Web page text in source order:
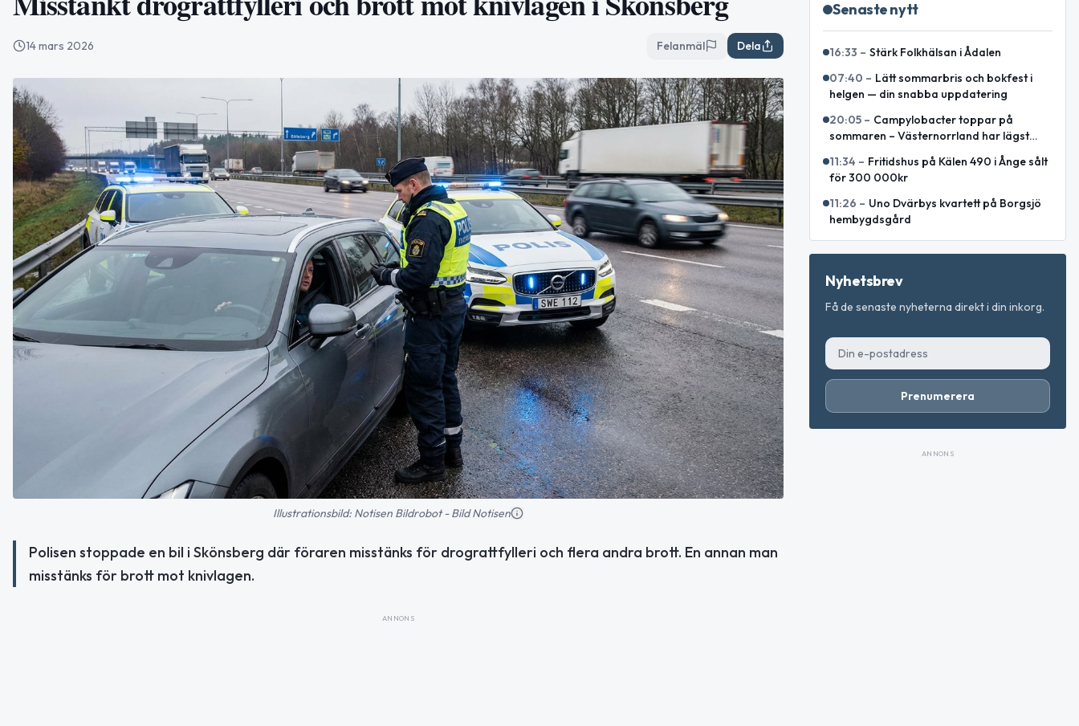
14 mars 2026 Felanmäl Dela
Illustrationsbild: Notisen Bildrobot - Bild Notisen
Polisen stoppade en bil i Skönsberg där föraren misstänks för drograttfylleri och flera andra brott. En annan man
misstänks för brott mot knivlagen.
ANNONS
Senaste nytt
16:33 – Stärk Folkhälsan i Ådalen
07:40 – Lätt sommarbris och bokfest i
helgen — din snabba uppdatering
20:05 – Campylobacter toppar på
sommaren – Västernorrland har lägst
11:34 – Fritidshus på Kälen 490 i Ånge sålt
för 300 000kr
11:26 – Uno Dvärbys kvartett på Borgsjö
hembygdsgård
Nyhetsbrev
Få de senaste nyheterna direkt i din inkorg.
Prenumerera
ANNONS